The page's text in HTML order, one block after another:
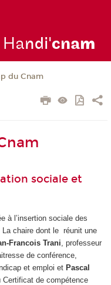
Handi'cnam
du Cnam
sociale et
à l’insertion sociale des
chaire dont le réunit une
Francois Trani , professeur
de conférence,
et emploi et Pascal
de compétence